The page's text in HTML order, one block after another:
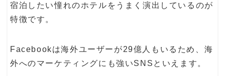
宿泊したい憧れのホテルをうまく演出しているのが
特徴です。
Facebookは海外ユーザーが29億人もいるため、海
外へのマーケティングにも強いSNSといえます。